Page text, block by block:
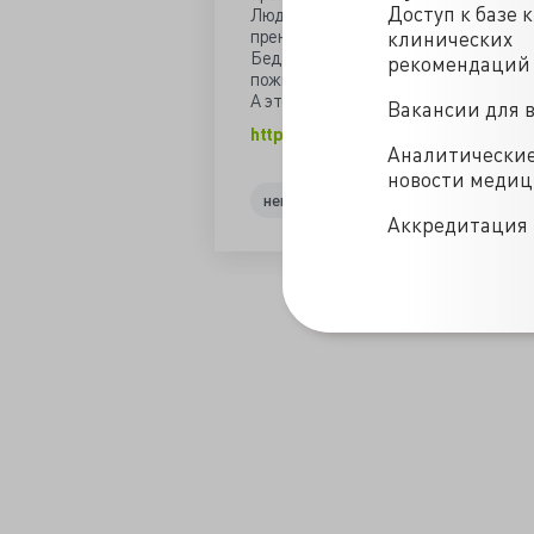
Доступ к базе
клинических
рекомендаций
Вакансии для
новости
Аккредитация
Люди же продолжают любить себя за
пренебрежения спорт-минутками.
Беда лишь в том, что замене
пожизненный таблетках.
А это совсем другая сказка...
https://valkiriarf.livejournal.com/
неврология